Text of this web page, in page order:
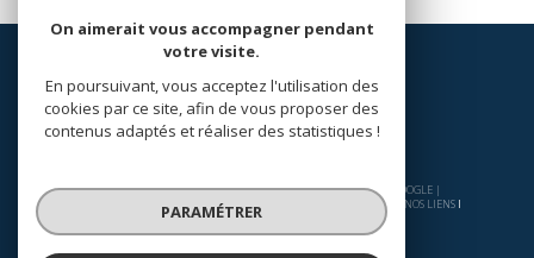
© 2026 | TOUS DROITS RÉSERVÉS | TRADUCTION POWERED BY GOOGLE |
NOS HONORAIRES
PLAN DU SITE MENTIONS LÉGALES ADMIN
NOS LIENS
POLITIQUE RGPD
On aimerait vous accompagner pendant
votre visite.
En poursuivant, vous acceptez l'utilisation des
cookies par ce site, afin de vous proposer des
contenus adaptés et réaliser des statistiques !
PARAMÉTRER